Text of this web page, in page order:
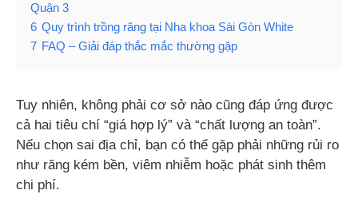
Quận 3
6 Quy trình trồng răng tại Nha khoa Sài Gòn White
7 FAQ – Giải đáp thắc mắc thường gặp
Tuy nhiên, không phải cơ sở nào cũng đáp ứng được
cả hai tiêu chí “giá hợp lý” và “chất lượng an toàn”.
Nếu chọn sai địa chỉ, bạn có thể gặp phải những rủi ro
như răng kém bền, viêm nhiễm hoặc phát sinh thêm
chi phí.